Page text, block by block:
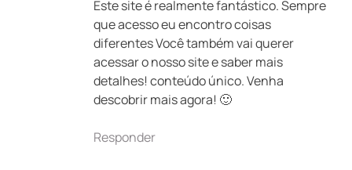
Este site é realmente fantástico. Sempre
que acesso eu encontro coisas
diferentes Você também vai querer
acessar o nosso site e saber mais
detalhes! conteúdo único. Venha
descobrir mais agora! 🙂
Responder